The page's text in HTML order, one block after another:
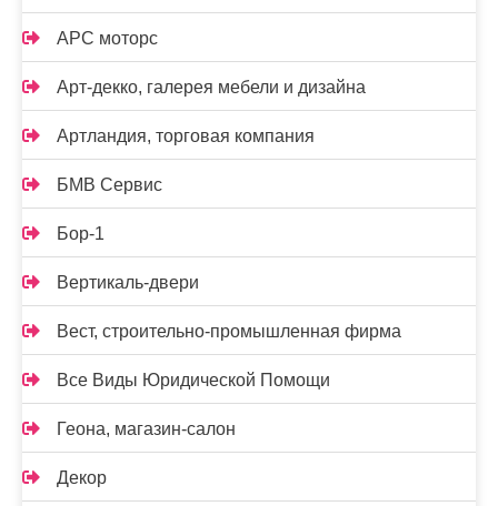
АРС моторс
Арт-декко, галерея мебели и дизайна
Артландия, торговая компания
БМВ Сервис
Бор-1
Вертикаль-двери
Вест, строительно-промышленная фирма
Все Виды Юридической Помощи
Геона, магазин-салон
Декор